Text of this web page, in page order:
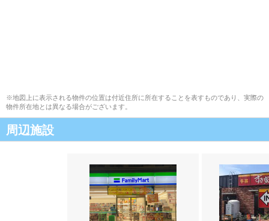
※地図上に表示される物件の位置は付近住所に所在することを表すものであり、実際の
物件所在地とは異なる場合がございます。
周辺施設